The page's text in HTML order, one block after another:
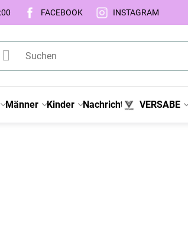
FACEBOOK INSTAGRAM
Männer Kinder Nachricht VERSABE